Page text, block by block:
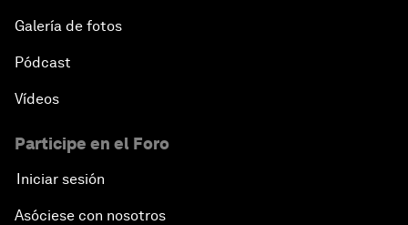
Galería de fotos
Pódcast
Vídeos
Participe en el Foro
Iniciar sesión
Asóciese con nosotros